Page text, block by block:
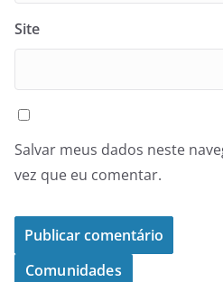
Site
Salvar meus dados neste
vez que eu comentar.
Comunidades